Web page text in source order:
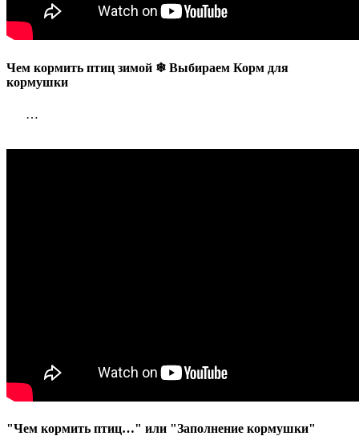
Чем кормить птиц зимой ❄ Выбираем Корм для
кормушки
…
"Чем кормить птиц…" или "Заполнение кормушки"